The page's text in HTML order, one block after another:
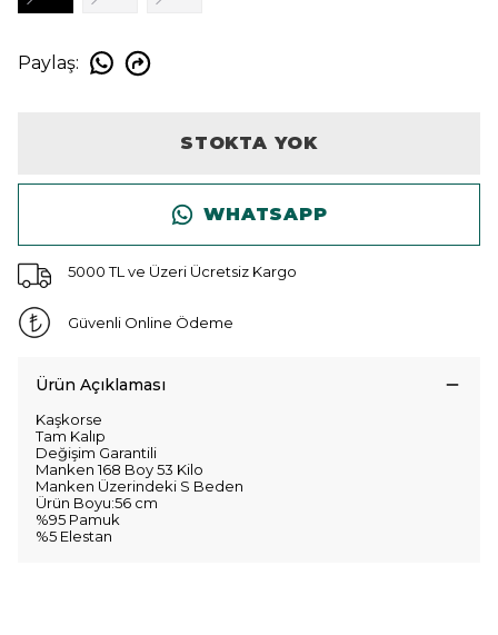
Paylaş:
STOKTA YOK
WHATSAPP
5000 TL ve Üzeri Ücretsiz Kargo
Güvenli Online Ödeme
Ürün Açıklaması
Kaşkorse
Tam Kalıp
Değişim Garantili
Manken 168 Boy 53 Kilo
Manken Üzerindeki S Beden
Ürün Boyu:56 cm
%95 Pamuk
%5 Elestan